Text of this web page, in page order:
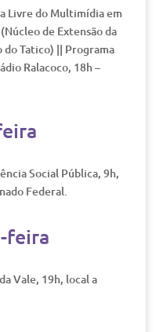
Livre do Multimídia em
de Extensão da
do Tatico) || Programa
Ralacoco, 18h –
Social Pública, 9h,
Federal.
feira
Vale, 19h, local a